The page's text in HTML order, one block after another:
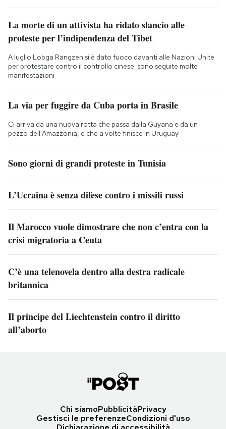
La morte di un attivista ha ridato slancio alle
proteste per l’indipendenza del Tibet
A luglio Lobga Rangzen si è dato fuoco davanti alle Nazioni Unite
per protestare contro il controllo cinese: sono seguite molte
manifestazioni
La via per fuggire da Cuba porta in Brasile
Ci arriva da una nuova rotta che passa dalla Guyana e da un
pezzo dell'Amazzonia, e che a volte finisce in Uruguay
Sono giorni di grandi proteste in Tunisia
L’Ucraina è senza difese contro i missili russi
Il Marocco vuole dimostrare che non c’entra con la
crisi migratoria a Ceuta
C’è una telenovela dentro alla destra radicale
britannica
Il principe del Liechtenstein contro il diritto
all’aborto
Chi siamoPubblicitàPrivacy
Gestisci le preferenzeCondizioni d'uso